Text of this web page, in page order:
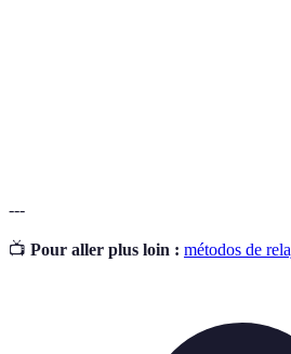
---
📺 Pour aller plus loin : métodos de